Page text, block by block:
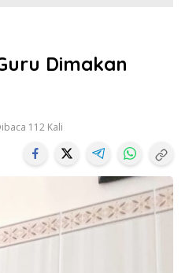
Dimakan
112 Kali